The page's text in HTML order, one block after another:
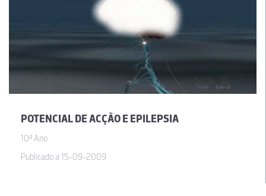
POTENCIAL DE ACÇÃO E EPILEPSIA
10º Ano
Publicado a 15-09-2009